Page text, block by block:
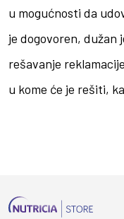
u mogućnosti da
je dogovoren, dužan
rešavanje
u kome će je rešiti,